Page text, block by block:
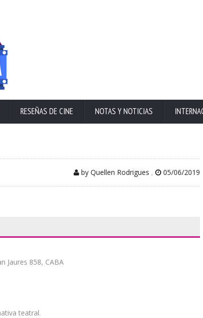
RESEÑAS DE CINE NOTAS Y NOTICIAS
by Quellen Rodrigues , 05/06/2019
Jaures 858, CABA
teatral.